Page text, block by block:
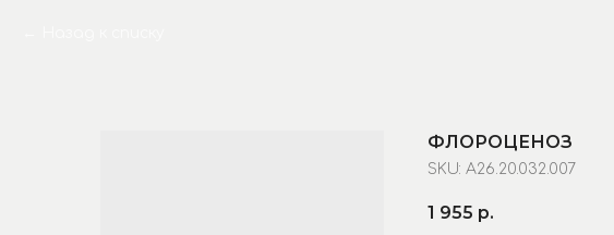
ФЛОРОЦЕНОЗ
SKU: A26.20.032.007
1 955 р.